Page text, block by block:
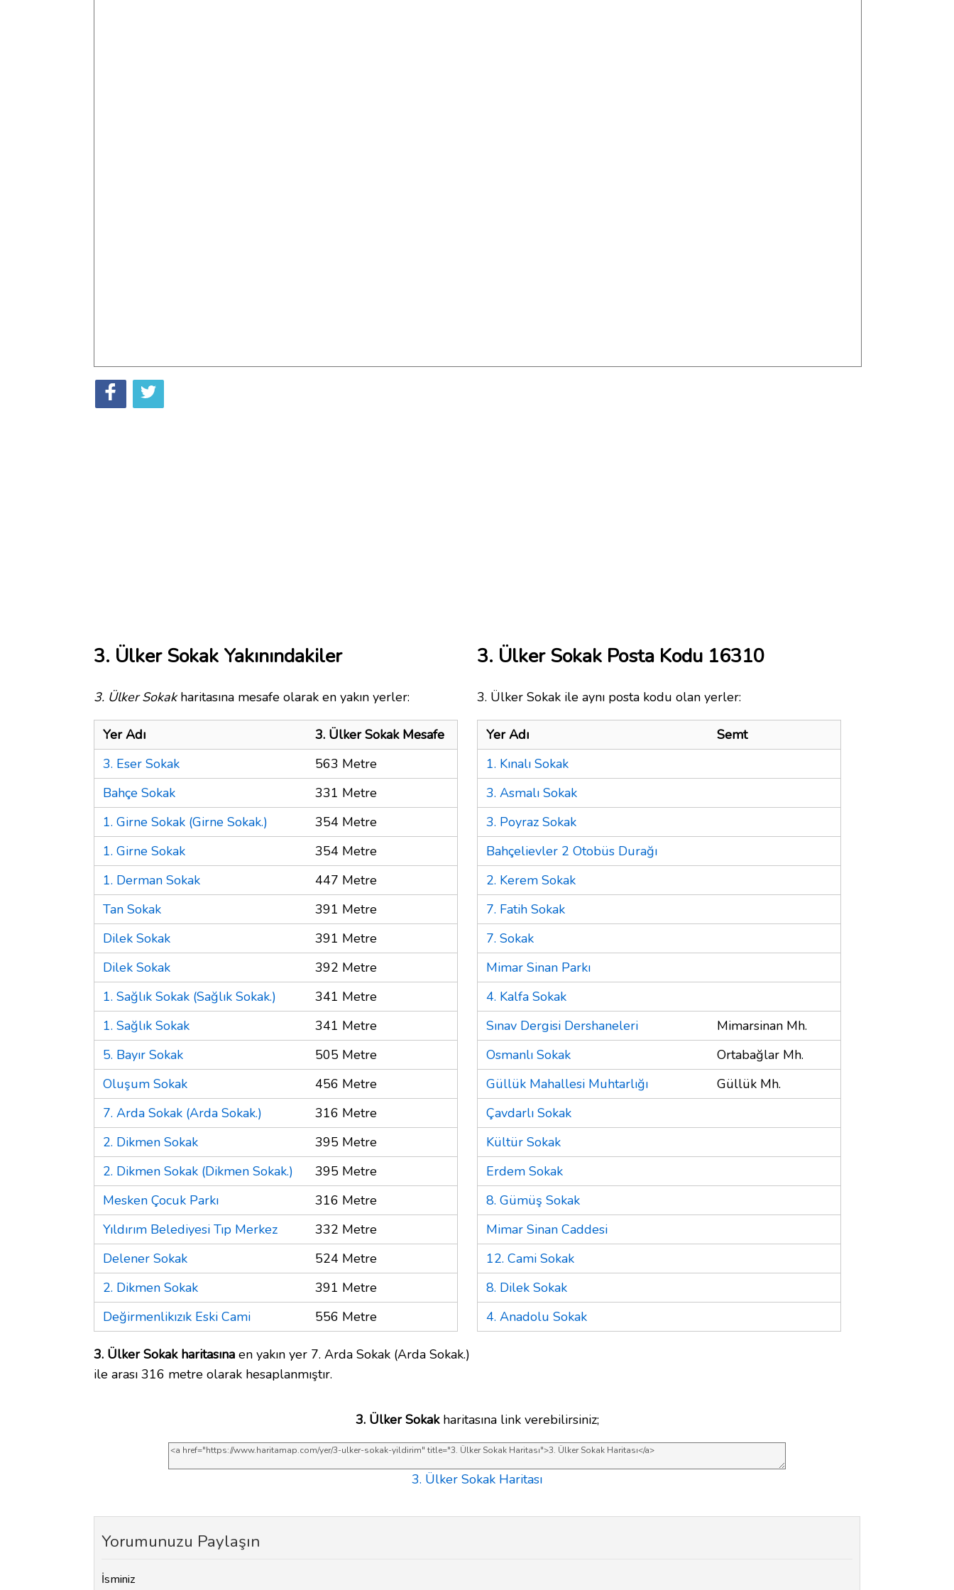
3. Ülker Sokak Yakınındakiler
3. Ülker Sokakharitasına mesafe olarak en yakın yerler:
Yer Adı
3. Ülker Sokak Mesafe
3. Eser Sokak
563 Metre
Bahçe Sokak
331 Metre
1. Girne Sokak (Girne Sokak.)
354 Metre
1. Girne Sokak
354 Metre
1. Derman Sokak
447 Metre
Tan Sokak
391 Metre
Dilek Sokak
391 Metre
Dilek Sokak
392 Metre
1. Sağlık Sokak (Sağlık Sokak.)
341 Metre
1. Sağlık Sokak
341 Metre
5. Bayır Sokak
505 Metre
Oluşum Sokak
456 Metre
7. Arda Sokak (Arda Sokak.)
316 Metre
2. Dikmen Sokak
395 Metre
2. Dikmen Sokak (Dikmen Sokak.)
395 Metre
Mesken Çocuk Parkı
316 Metre
Yıldırım Belediyesi Tıp Merkez
332 Metre
Delener Sokak
524 Metre
2. Dikmen Sokak
391 Metre
Değirmenlikızık Eski Cami
556 Metre
3. Ülker Sokak haritasına en yakın yer 7. Arda Sokak (Arda Sokak.)
ile arası 316 metre olarak hesaplanmıştır.
3. Ülker Sokak Posta Kodu 16310
3. Ülker Sokak ile aynı posta kodu olan yerler:
Yer Adı
Semt
1. Kınalı Sokak
3. Asmalı Sokak
3. Poyraz Sokak
Bahçelievler 2 Otobüs Durağı
2. Kerem Sokak
7. Fatih Sokak
7. Sokak
Mimar Sinan Parkı
4. Kalfa Sokak
Sınav Dergisi Dershaneleri
Mimarsinan Mh.
Osmanlı Sokak
Ortabağlar Mh.
Güllük Mahallesi Muhtarlığı
Güllük Mh.
Çavdarlı Sokak
Kültür Sokak
Erdem Sokak
8. Gümüş Sokak
Mimar Sinan Caddesi
12. Cami Sokak
8. Dilek Sokak
4. Anadolu Sokak
3. Ülker Sokakharitasına link verebilirsiniz;
3. Ülker Sokak Haritası
Yorumunuzu Paylaşın
İsminiz